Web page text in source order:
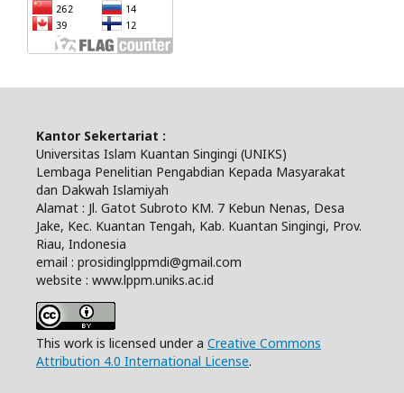
Kantor Sekertariat :
Universitas Islam Kuantan Singingi (UNIKS)
Lembaga Penelitian Pengabdian Kepada Masyarakat
dan Dakwah Islamiyah
Alamat : Jl. Gatot Subroto KM. 7 Kebun Nenas, Desa
Jake, Kec. Kuantan Tengah, Kab. Kuantan Singingi, Prov.
Riau, Indonesia
email : prosidinglppmdi@gmail.com
website : www.lppm.uniks.ac.id
This work is licensed under a Creative Commons
Attribution 4.0 International License.